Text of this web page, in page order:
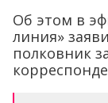
Об этом в
линия»
полковник